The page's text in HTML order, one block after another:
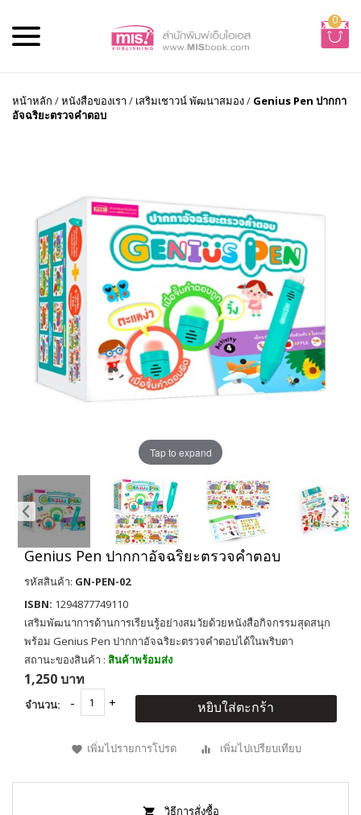
0
หน้าหลัก /หนังสือของเรา / เสริมเชาวน์ พัฒนาสมอง/ Genius Pen ปากกา
อัจฉริยะตรวจคำตอบ
Tap to expand
Genius Pen ปากกาอัจฉริยะตรวจคำตอบ
รหัสสินค้า: GN-PEN-02
ISBN: 1294877749110
เสริมพัฒนาการด้านการเรียนรู้อย่างสมวัยด้วยหนังสือกิจกรรมสุดสนุก
พร้อม Genius Pen ปากกาอัจฉริยะตรวจคำตอบได้ในพริบตา
สถานะของสินค้า : สินค้าพร้อมส่ง
1,250 บาท
จำนวน: หยิบใส่ตะกร้า
เพิ่มไปรายการโปรด เพิ่มไปเปรียบเทียบ
วิธีการสั่งซื้อ